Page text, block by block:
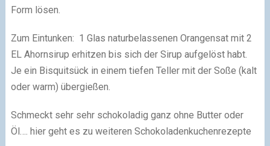
Form lösen.
Zum Eintunken: 1 Glas naturbelassenen Orangensat mit 2
EL Ahornsirup erhitzen bis sich der Sirup aufgelöst habt.
Je ein Bisquitsück in einem tiefen Teller mit der Soße (kalt
oder warm) übergießen.
Schmeckt sehr sehr schokoladig ganz ohne Butter oder
Öl…. hier geht es zu weiteren Schokoladenkuchenrezepte